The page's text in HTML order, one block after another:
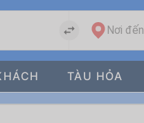
Nơi đến
TÀU HỎA